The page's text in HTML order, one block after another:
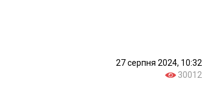
27 серпня 2024, 10:32
30012